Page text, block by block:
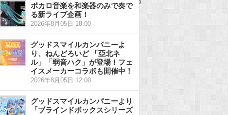
ボカロ音楽を和楽器のみで奏で
る新ライブ企画！
2026年8月05日 18:00
グッドスマイルカンパニーよ
り、ねんどろいど 「亞北ネ
ル」「弱音ハク」が登場！フェ
イスメーカーコラボも開催中！
2026年8月05日 12:00
グッドスマイルカンパニーより
「ブラインドボックスシリーズ